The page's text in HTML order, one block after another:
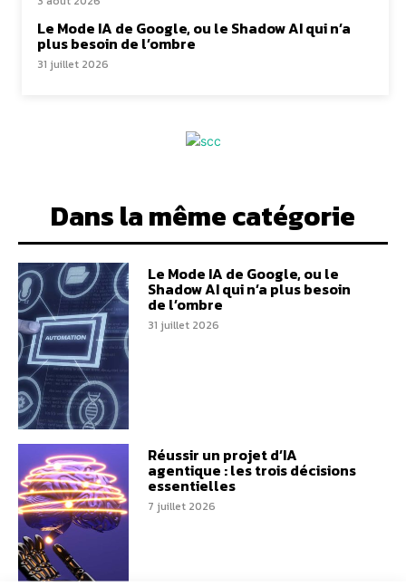
Le Mode IA de Google, ou le Shadow AI qui n’a
plus besoin de l’ombre
31 juillet 2026
Dans la même catégorie
Le Mode IA de Google, ou le
Shadow AI qui n’a plus besoin
de l’ombre
31 juillet 2026
Réussir un projet d’IA
agentique : les trois décisions
essentielles
7 juillet 2026